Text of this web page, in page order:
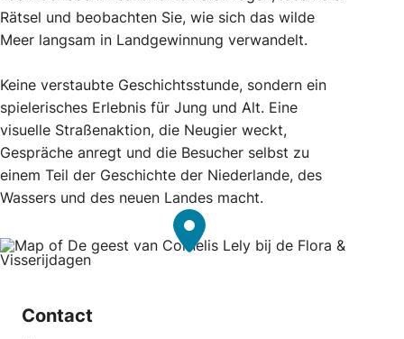
Rätsel und beobachten Sie, wie sich das wilde
Meer langsam in Landgewinnung verwandelt.
Keine verstaubte Geschichtsstunde, sondern ein
spielerisches Erlebnis für Jung und Alt. Eine
visuelle Straßenaktion, die Neugier weckt,
Gespräche anregt und die Besucher selbst zu
einem Teil der Geschichte der Niederlande, des
Wassers und des neuen Landes macht.
Contact